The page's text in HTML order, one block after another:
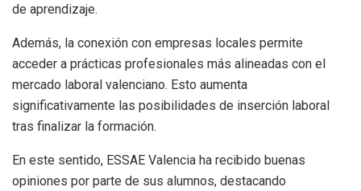
de aprendizaje.
Además, la conexión con empresas locales permite
acceder a prácticas profesionales más alineadas con el
mercado laboral valenciano. Esto aumenta
significativamente las posibilidades de inserción laboral
tras finalizar la formación.
En este sentido, ESSAE Valencia ha recibido buenas
opiniones por parte de sus alumnos, destacando